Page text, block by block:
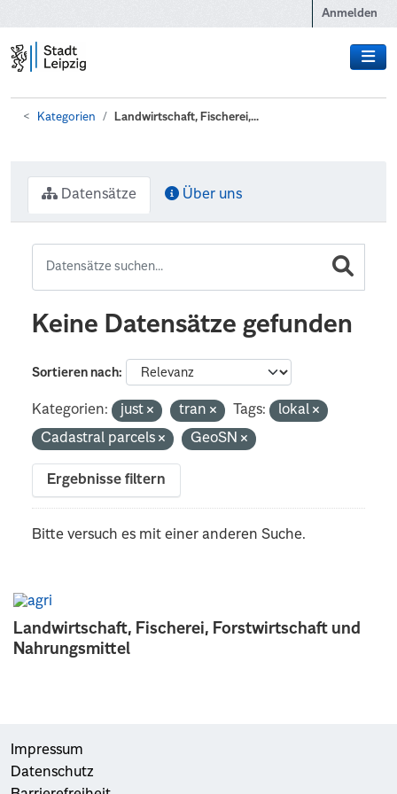
Anmelden
Kategorien Landwirtschaft, Fischerei,...
Landwirtschaft, Fischerei, Forstwirtschaft und
Nahrungsmittel
Datensätze Über uns
Keine Datensätze gefunden
Sortieren nach
Kategorien: just tran Tags:
lokal
Cadastral parcels
GeoSN
Ergebnisse filtern
Bitte versuch es mit einer anderen Suche.
Impressum
Datenschutz